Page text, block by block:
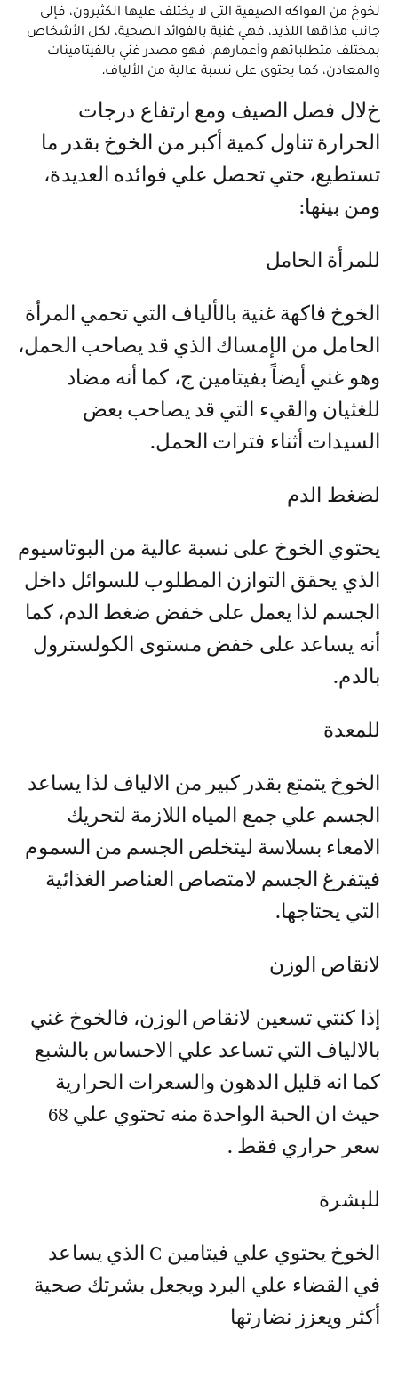
لخوخ من الفواكه الصيفية التى لا يختلف عليها الكثيرون، فإلى
جانب مذاقها اللذيذ، فهي غنية بالفوائد الصحية، لكل الأشخاص
بمختلف متطلباتهم وأعمارهم، فهو مصدر غني بالفيتامينات
والمعادن، كما يحتوى على نسبة عالية من الألياف.
خلال فصل الصيف ومع ارتفاع درجات
الحرارة تناول كمية أكبر من الخوخ بقدر ما
تستطيع، حتي تحصل علي فوائده العديدة،
ومن بينها:
للمرأة الحامل
الخوخ فاكهة غنية بالألياف التي تحمي المرأة
الحامل من الإمساك الذي قد يصاحب الحمل،
وهو غني أيضاً بفيتامين ج، كما أنه مضاد
للغثيان والقيء التي قد يصاحب بعض
السيدات أثناء فترات الحمل.
لضغط الدم
يحتوي الخوخ على نسبة عالية من البوتاسيوم
الذي يحقق التوازن المطلوب للسوائل داخل
الجسم لذا يعمل على خفض ضغط الدم، كما
أنه يساعد على خفض مستوى الكولسترول
بالدم.
للمعدة
الخوخ يتمتع بقدر كبير من الالياف لذا يساعد
الجسم علي جمع المياه اللازمة لتحريك
الامعاء بسلاسة ليتخلص الجسم من السموم
فيتفرغ الجسم لامتصاص العناصر الغذائية
التي يحتاجها.
لانقاص الوزن
إذا كنتي تسعين لانقاص الوزن، فالخوخ غني
بالالياف التي تساعد علي الاحساس بالشبع
كما انه قليل الدهون والسعرات الحرارية
حيث ان الحبة الواحدة منه تحتوي علي 68
سعر حراري فقط .
للبشرة
الخوخ يحتوي علي فيتامين C الذي يساعد
في القضاء علي البرد ويجعل بشرتك صحية
أكثر ويعزز نضارتها